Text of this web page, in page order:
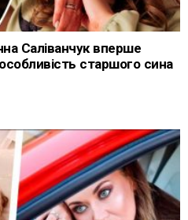
Саліванчук вперше
старшого сина